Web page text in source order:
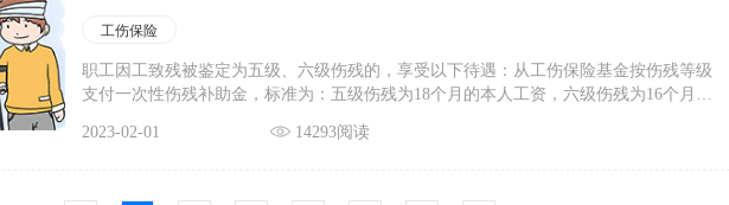
工伤保险
职工因工致残被鉴定为五级、六级伤残的，享受以下待遇：从工伤保险基金按伤残等级
支付一次性伤残补助金，标准为：五级伤残为18个月的本人工资，六级伤残为16个月的
由用人单位按月发给伤残津贴，标准为：五级伤残为本人工资的70%，六级伤残为本人工
2023-02-01 14293阅读